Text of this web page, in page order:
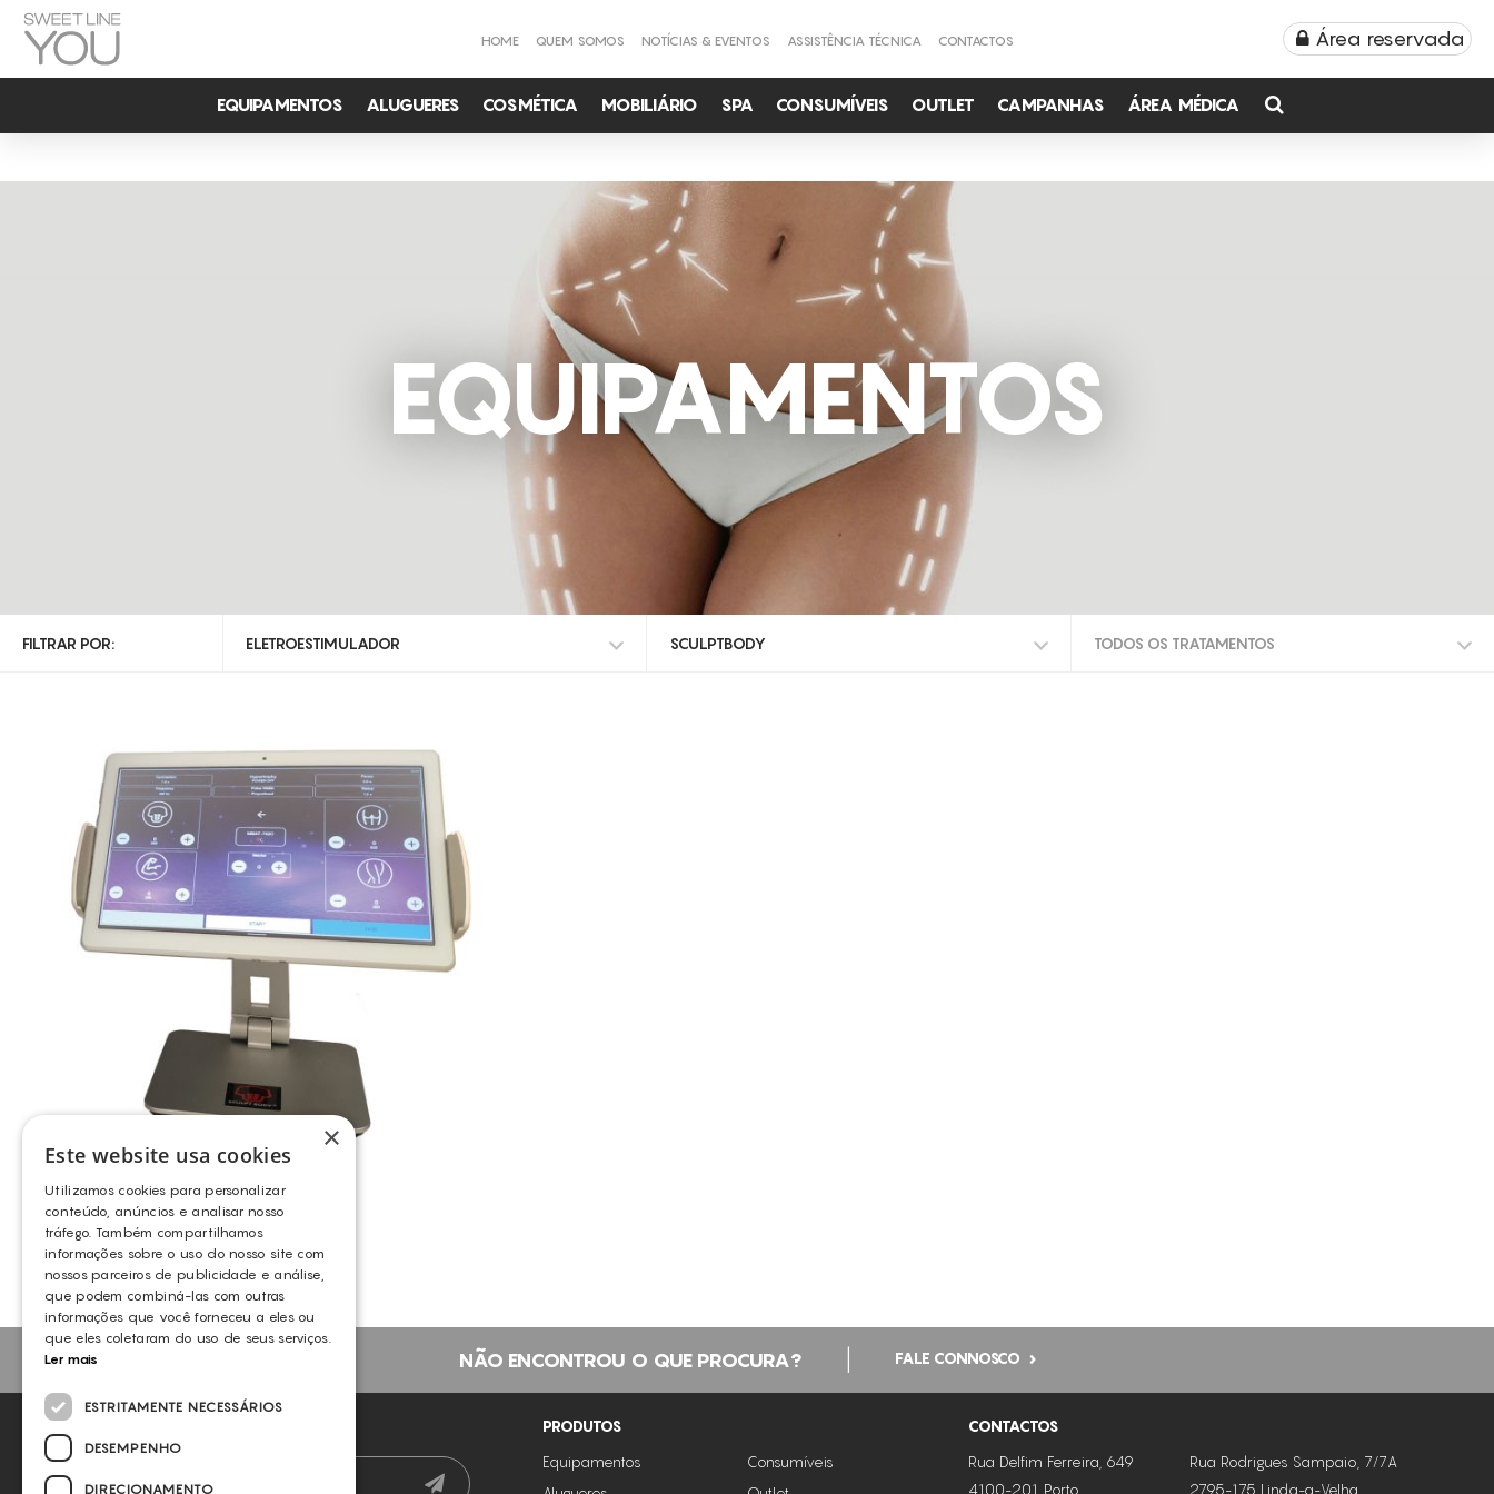
HOME QUEM SOMOS NOTÍCIAS & EVENTOS ASSISTÊNCIA TÉCNICA CONTACTOS Área reservada
EQUIPAMENTOS ALUGUERES COSMÉTICA MOBILIÁRIO SPA CONSUMÍVEIS OUTLET CAMPANHAS ÁREA MÉDICA
EQUIPAMENTOS
FILTRAR POR: ELETROESTIMULADOR
ELETROESTIMULADOR
SCULPTBODY TODOS OS TRATAMENTOS
SCULPTBODY
SCULPTBODY
NÃO ENCONTROU O QUE PROCURA? FALE CONNOSCO
PRODUTOS
Equipamentos
Consumíveis
CONTACTOS
Rua Delfim Ferreira, 649
4100-201 Porto
Rua Rodrigues Sampaio, 7/7A
2795-175 Linda-a-Velha
×
Este website usa cookies
Utilizamos cookies para personalizar
conteúdo, anúncios e analisar nosso
tráfego. Também compartilhamos
informações sobre o uso do nosso site com
nossos parceiros de publicidade e análise,
que podem combiná-las com outras
informações que você forneceu a eles ou
que eles coletaram do uso de seus serviços.
Ler mais
ESTRITAMENTE NECESSÁRIOS
DESEMPENHO
DIRECIONAMENTO